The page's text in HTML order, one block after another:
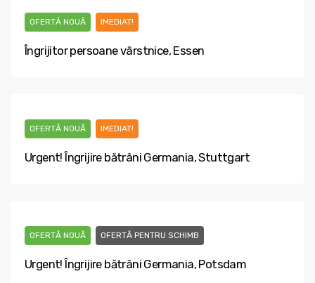
OFERTĂ NOUĂ IMEDIAT!
Îngrijitor persoane vârstnice, Essen
OFERTĂ NOUĂ IMEDIAT!
Urgent! Îngrijire bătrâni Germania, Stuttgart
OFERTĂ NOUĂ OFERTĂ PENTRU SCHIMB
Urgent! Îngrijire bătrâni Germania, Potsdam